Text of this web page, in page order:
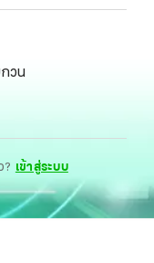
วน
? เข้าสู่ระบบ